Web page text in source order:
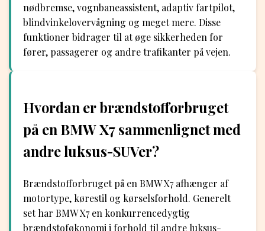
nødbremse, vognbaneassistent, adaptiv fartpilot,
blindvinkelovervågning og meget mere. Disse
funktioner bidrager til at øge sikkerheden for
fører, passagerer og andre trafikanter på vejen.
Hvordan er brændstofforbruget
på en BMW X7 sammenlignet med
andre luksus-SUVer?
Brændstofforbruget på en BMW X7 afhænger af
motortype, kørestil og kørselsforhold. Generelt
set har BMW X7 en konkurrencedygtig
brændstoføkonomi i forhold til andre luksus-